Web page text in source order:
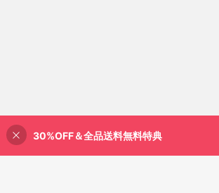
21% 割引！
30%OFF＆全品送料無料特典